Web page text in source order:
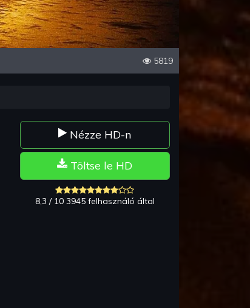
5819
Nézze HD-n
Töltse le HD
8,3 / 10 3945 felhasználó által